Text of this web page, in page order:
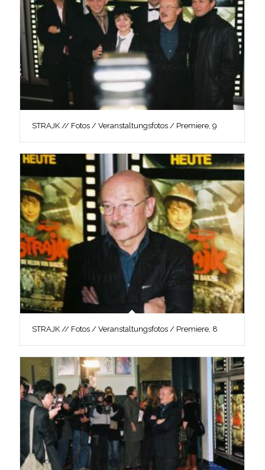
STRAJK // Fotos / Veranstaltungsfotos / Premiere, 9
STRAJK // Fotos / Veranstaltungsfotos / Premiere, 8